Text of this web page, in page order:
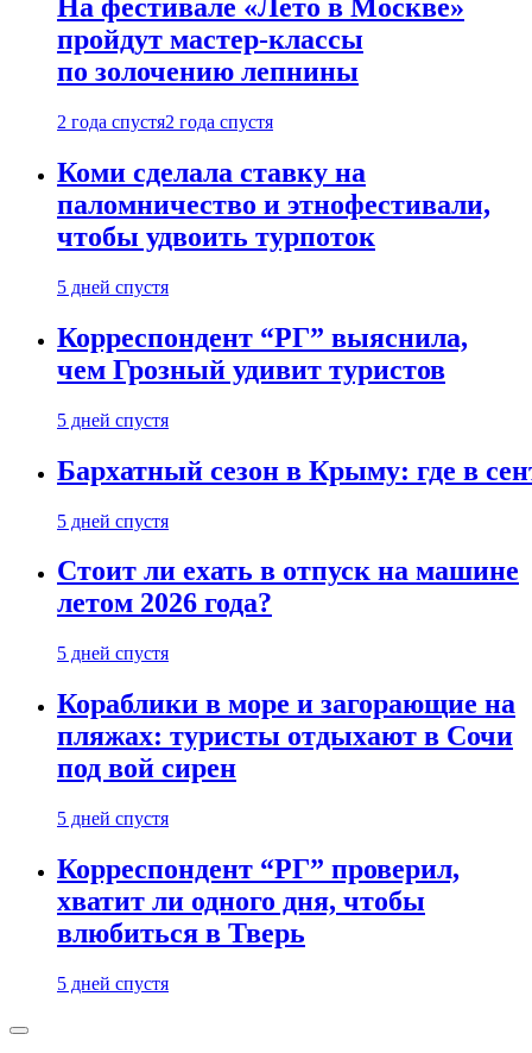
На фестивале «Лето в Москве»
пройдут мастер-классы
по золочению лепнины
2 года спустя2 года спустя
Коми сделала ставку на
паломничество и этнофестивали,
чтобы удвоить турпоток
5 дней спустя
Корреспондент “РГ” выяснила,
чем Грозный удивит туристов
5 дней спустя
Бархатный сезон в Крыму: где в
5 дней спустя
Стоит ли ехать в отпуск на машине
летом 2026 года?
5 дней спустя
Кораблики в море и загорающие на
пляжах: туристы отдыхают в Сочи
под вой сирен
5 дней спустя
Корреспондент “РГ” проверил,
хватит ли одного дня, чтобы
влюбиться в Тверь
5 дней спустя